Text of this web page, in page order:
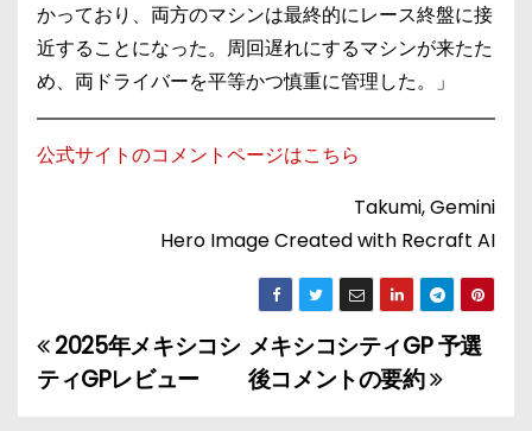
かっており、両方のマシンは最終的にレース終盤に接
近することになった。周回遅れにするマシンが来たた
め、両ドライバーを平等かつ慎重に管理した。」
公式サイトのコメントページはこちら
Takumi, Gemini
Hero Image Created with Recraft AI
投
稿
メキシコシティGP 予選
後コメントの要約
2025年メキシコシ
ティGPレビュー